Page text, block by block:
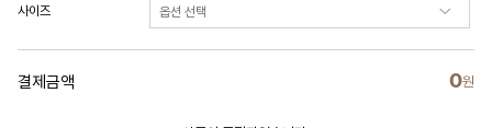
사이즈
결제금액 0원